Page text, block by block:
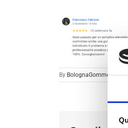
By BolognaGomme |